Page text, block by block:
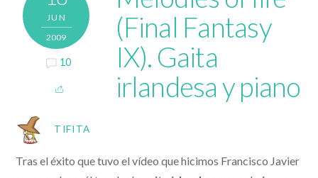
JUN
2009
10
(Final Fantasy
IX). Gaita
irlandesa y piano
TIFITA
Tras el éxito que tuvo el vídeo que hicimos Francisco Javier